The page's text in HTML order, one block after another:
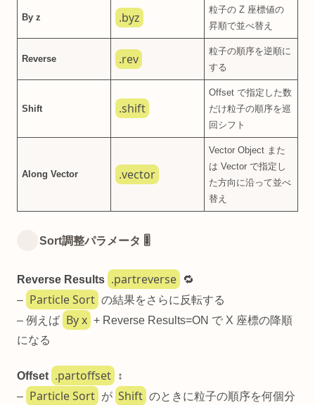
By z .byz
粒子の Z 座標値の
昇順で並べ替え
Reverse .rev
粒子の順序を逆順に
する
Shift .shift
Offset で指定した数
だけ粒子の順序を巡
回シフト
Along Vector .vector
Vector Object また
は Vector で指定し
た方向に沿って並べ
替え
Sort調整パラメータ 🎚️
Reverse Results .partreverse
🔁
– Particle Sort の結果をさらに反転する
– 例えば By x + Reverse Results=ON で X 座標の降順
になる
Offset .partoffset
↕️
– Particle Sort が Shift のときに粒子の順序を何個分